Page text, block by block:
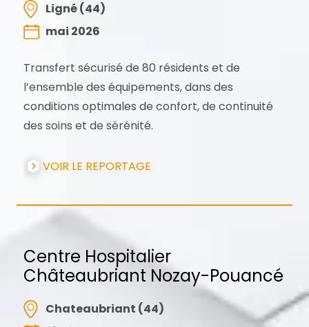
Transfert sécurisé de 80 résidents et de
l’ensemble des équipements, dans des
conditions optimales de confort, de continuité
des soins et de sérénité.
VOIR LE REPORTAGE
Ligné (44)
mai 2026
Centre Hospitalier
Châteaubriant Nozay-Pouancé
Chateaubriant (44)